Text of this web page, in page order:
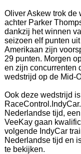
Oliver Askew trok de
achter Parker
dankzij het winnen
seizoen elf punten
Amerikaan zijn
29 punten. Morgen
en zijn concurrenten
wedstrijd op de Mid-
Ook deze wedstrijd
Nederlandse tijd,
VeeKay gaan
volgende IndyCar
Nederlandse tijd en
te bekijken.